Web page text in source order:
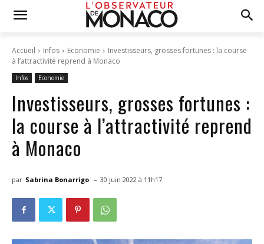
Accueil Infos Economie
Investisseurs, grosses fortunes : la course
à l’attractivité reprend à Monaco
Infos Economie
Investisseurs, grosses fortunes :
la course à l’attractivité reprend
à Monaco
par Sabrina Bonarrigo - 30 juin 2022 à 11h17